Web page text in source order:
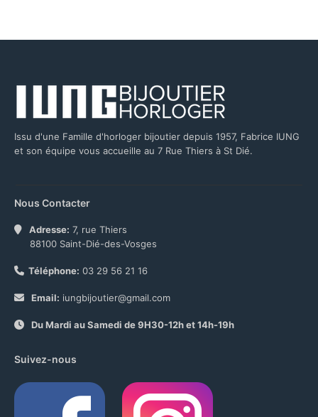
Issu d'une Famille d'horloger bijoutier depuis 1957, Fabrice IUNG
et son équipe vous accueille au 7 Rue Thiers à St Dié.
Nous Contacter
Adresse: 7, rue Thiers
88100 Saint-Dié-des-Vosges
Téléphone: 03 29 56 21 16
Email: iungbijoutier@gmail.com
Du Mardi au Samedi de 9H30-12h et 14h-19h
Suivez-nous